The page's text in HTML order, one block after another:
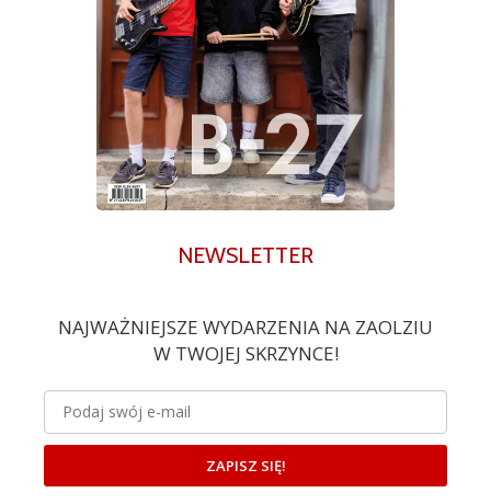
NEWSLETTER
NAJWAŻNIEJSZE WYDARZENIA NA ZAOLZIU
W TWOJEJ SKRZYNCE!
ZAPISZ SIĘ!